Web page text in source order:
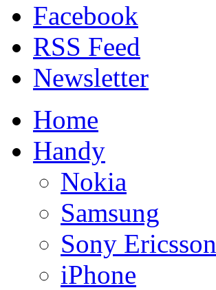
Facebook
RSS Feed
Newsletter
Home
Handy
Nokia
Samsung
Sony Ericsson
iPhone